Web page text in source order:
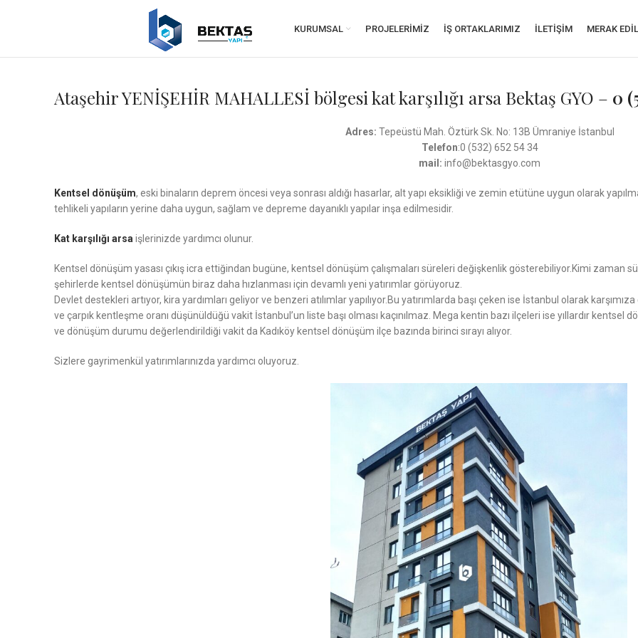
KURUMSAL PROJELERIMIZ İŞ ORTAKLARIMIZ İLETIŞIM MERAK
Ataşehir YENİŞEHİR MAHALLESİ bölgesi kat karşılığı arsa Bektaş GYO – 0
Adres: Tepeüstü Mah. Öztürk Sk. No: 13B Ümraniye İstanbul
Telefon:0 (532) 652 54 34
mail: info@bektasgyo.com
Kentsel dönüşüm, eski binaların deprem öncesi veya sonrası aldığı hasarlar, alt yapı eksikliği ve zemin etütüne uygun olarak
tehlikeli yapıların yerine daha uygun, sağlam ve depreme dayanıklı yapılar inşa edilmesidir.
Kat karşılığı arsa işlerinizde yardımcı olunur.
Kentsel dönüşüm yasası çıkış icra ettiğindan bugüne, kentsel dönüşüm çalışmaları süreleri değişkenlik gösterebiliyor.Kimi zaman
şehirlerde kentsel dönüşümün biraz daha hızlanması için devamlı yeni yatırımlar görüyoruz.
Devlet destekleri artıyor, kira yardımları geliyor ve benzeri atılımlar yapılıyor.Bu yatırımlarda başı çeken ise İstanbul olarak
ve çarpık kentleşme oranı düşünüldüğü vakit İstanbul’un liste başı olması kaçınılmaz. Mega kentin bazı ilçeleri ise yıllardır kentsel
ve dönüşüm durumu değerlendirildiği vakit da Kadıköy kentsel dönüşüm ilçe bazında birinci sırayı alıyor.
Sizlere gayrimenkül yatırımlarınızda yardımcı oluyoruz.